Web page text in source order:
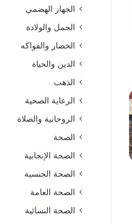
الجهاز الهضمي
الحمل والولادة
الخضار والفواكه
الدين والحياة
الذهب
الرعاية الصحية
الروحانية والصلاة
الصحة
الصحة الإنجابية
الصحة الجنسية
الصحة العامة
الصحة النسائية